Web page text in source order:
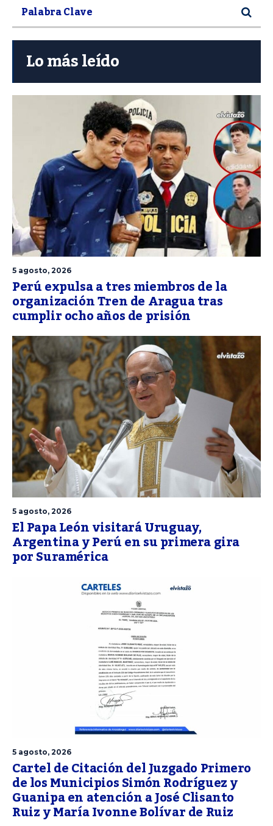
Lo más leído
5 agosto, 2026
Perú expulsa a tres miembros de la
organización Tren de Aragua tras
cumplir ocho años de prisión
5 agosto, 2026
El Papa León visitará Uruguay,
Argentina y Perú en su primera gira
por Suramérica
5 agosto, 2026
Cartel de Citación del Juzgado Primero
de los Municipios Simón Rodríguez y
Guanipa en atención a José Clisanto
Ruiz y María Ivonne Bolívar de Ruiz